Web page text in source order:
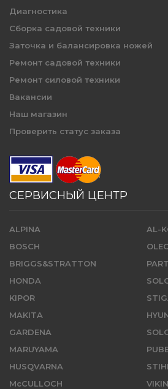
Диагностика
Сборка садовой техники
Заточка и балансировка ножей
Ремонт садовой техники
Ремонт силовой техники
Вакансии
Наш магазин
Проверить статус заказа
СЕРВИСНЫЙ ЦЕНТР
ALPINA
BOSCH
BRIGGS&STRATTON
HONDA
KIPOR
MAKITA
GARDENA
MARUYAMA
HUSQVARNA
McCULLOCH
AL-